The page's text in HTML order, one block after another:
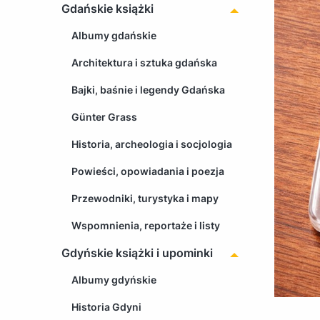
Gdańskie książki
Albumy gdańskie
Architektura i sztuka gdańska
Bajki, baśnie i legendy Gdańska
Günter Grass
Historia, archeologia i socjologia
Powieści, opowiadania i poezja
Przewodniki, turystyka i mapy
Wspomnienia, reportaże i listy
Gdyńskie książki i upominki
Albumy gdyńskie
Historia Gdyni